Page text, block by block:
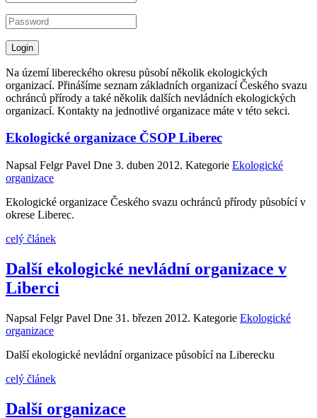
Na území libereckého okresu působí několik ekologických
organizací. Přinášíme seznam základních organizací Českého svazu
ochránců přírody a také několik dalších nevládních ekologických
organizací. Kontakty na jednotlivé organizace máte v této sekci.
Ekologické organizace ČSOP Liberec
Napsal Felgr Pavel Dne 3. duben 2012. Kategorie Ekologické
organizace
Ekologické organizace Českého svazu ochránců přírody působící v
okrese Liberec.
celý článek
Další ekologické nevládní organizace v
Liberci
Napsal Felgr Pavel Dne 31. březen 2012. Kategorie Ekologické
organizace
Další ekologické nevládní organizace působící na Liberecku
celý článek
Další organizace